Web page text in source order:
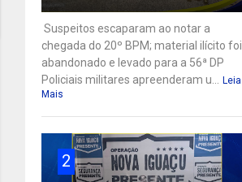
Suspeitos escaparam ao notar a
chegada do 20º BPM; material ilícito foi
abandonado e levado para a 56ª DP
Policiais militares apreenderam u...
Leia
Mais
2